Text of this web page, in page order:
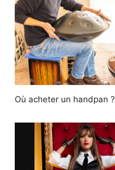
Où acheter un handpan ?